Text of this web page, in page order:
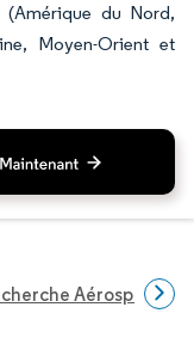
(Amérique du Nord,
Moyen-Orient et
Aérospatiale